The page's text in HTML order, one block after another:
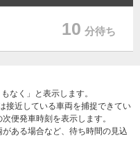
10 分待ち
なく」と表示します。
接近している車両を捕捉できてい
便発車時刻を表示します。
ある場合など、待ち時間の見込